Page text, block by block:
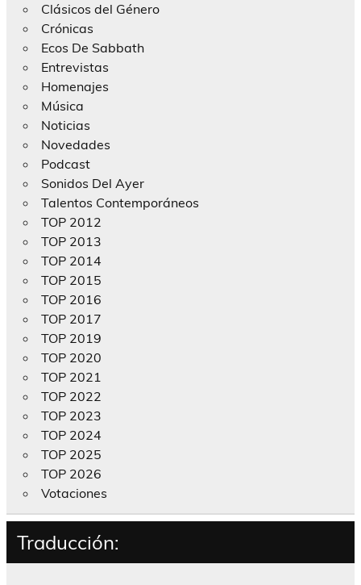
Clásicos del Género
Crónicas
Ecos De Sabbath
Entrevistas
Homenajes
Música
Noticias
Novedades
Podcast
Sonidos Del Ayer
Talentos Contemporáneos
TOP 2012
TOP 2013
TOP 2014
TOP 2015
TOP 2016
TOP 2017
TOP 2019
TOP 2020
TOP 2021
TOP 2022
TOP 2023
TOP 2024
TOP 2025
TOP 2026
Votaciones
Traducción: